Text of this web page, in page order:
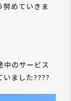
めていきま
中のサービス
ました????